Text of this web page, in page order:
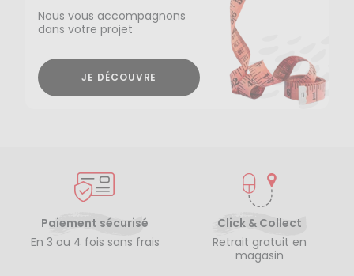
Nous vous accompagnons
dans votre projet
JE DÉCOUVRE
Paiement sécurisé
En 3 ou 4 fois sans frais
Click & Collect
Retrait gratuit en
magasin